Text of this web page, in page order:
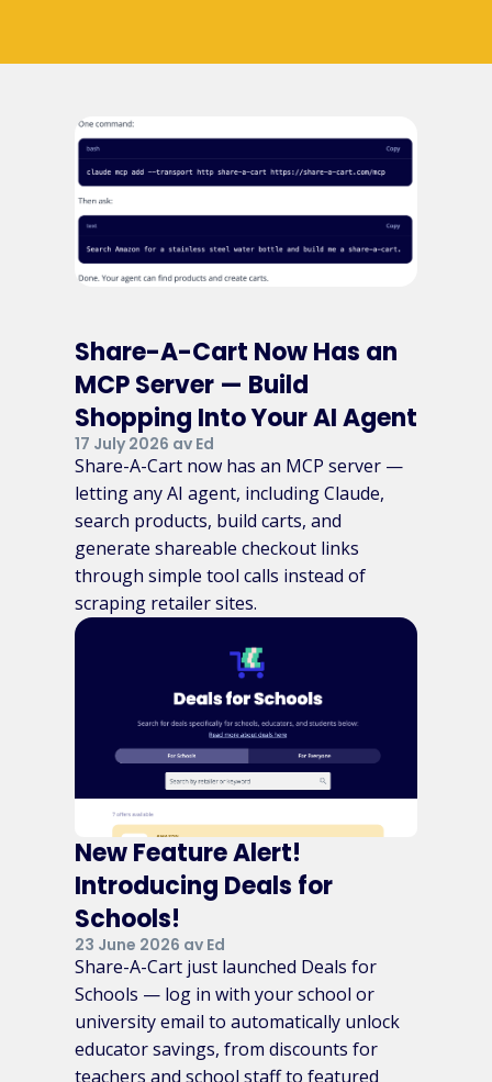
Share-A-Cart Now Has an
MCP Server — Build
Shopping Into Your AI Agent
17 July 2026 av Ed
Share-A-Cart now has an MCP server —
letting any AI agent, including Claude,
search products, build carts, and
generate shareable checkout links
through simple tool calls instead of
scraping retailer sites.
New Feature Alert!
Introducing Deals for
Schools!
23 June 2026 av Ed
Share-A-Cart just launched Deals for
Schools — log in with your school or
university email to automatically unlock
educator savings, from discounts for
teachers and school staff to featured